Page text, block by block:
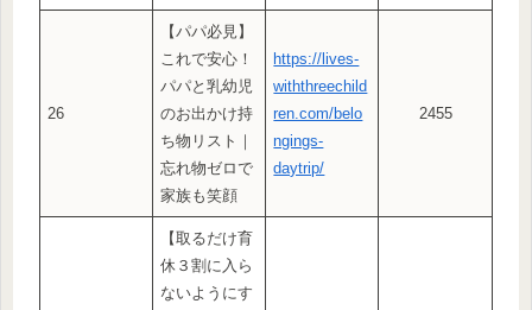
26
【パパ必見】
これで安心！
パパと乳幼児
のお出かけ持
ち物リスト｜
忘れ物ゼロで
家族も笑顔
https://lives-
withthreechild
ren.com/belo
ngings-
daytrip/
2455
【取るだけ育
休３割に入ら
ないようにす